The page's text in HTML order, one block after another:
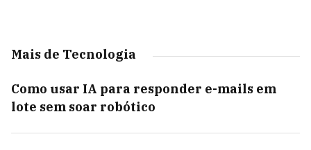
Mais de Tecnologia
Como usar IA para responder e-mails em
lote sem soar robótico